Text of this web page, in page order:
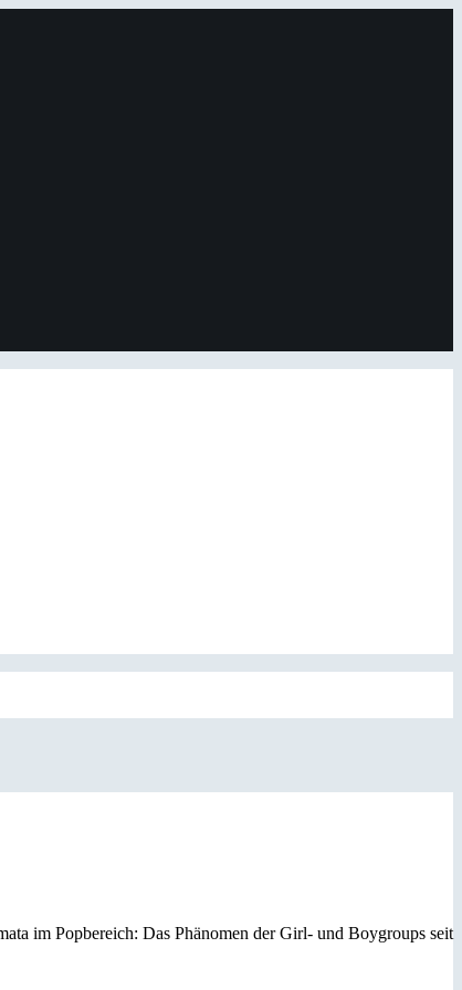
im Popbereich: Das Phänomen der Girl- und Boygroups seit